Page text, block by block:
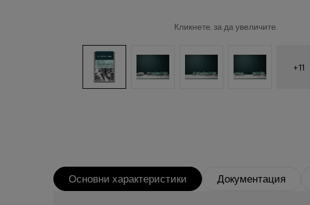
Кликнете, за да увеличите.
+11
Основни характеристики Документация